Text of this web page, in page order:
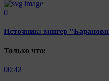
0
Источник: вингер
Только что:
00:42